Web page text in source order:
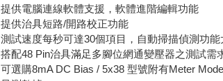
提供電腦連線軟體支援，軟體進階編輯功能
提供治具短路/開路校正功能
測試速度每秒可達30個項目，自動掃描偵測功
搭配48 Pin治具滿足多腳位網通變壓器之測試需
可選購8mA DC Bias / 5x38 型號附有Meter